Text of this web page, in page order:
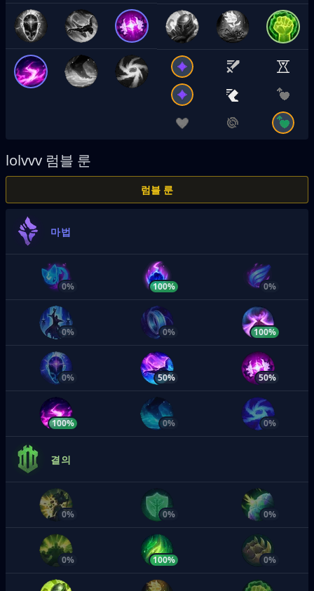
lolvvv 럼블 룬
럼블 룬
마법
0% 100% 0%
0% 0% 100%
0% 50% 50%
100% 0% 0%
결의
0% 0% 0%
0% 100% 0%